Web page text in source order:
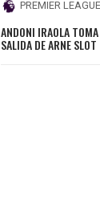
PREMIER LEAGUE
ANDONI IRAOLA
SALIDA DE ARNE SLOT